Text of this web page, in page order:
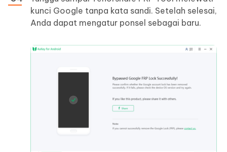
kunci Google tanpa kata sandi. Setelah selesai,
Anda dapat mengatur ponsel sebagai baru.